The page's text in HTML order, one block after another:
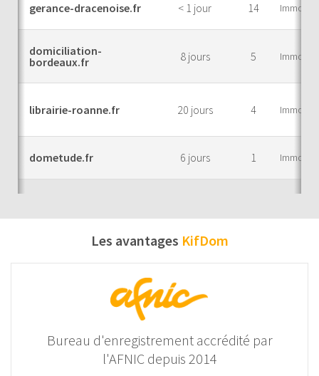
gerance-dracenoise.fr < 1 jour 14
domiciliation-
bordeaux.fr
8 jours 5
librairie-roanne.fr 20 jours 4
dometude.fr 6 jours 1
Les avantages KifDom
Bureau d'enregistrement accrédité par
l'AFNIC depuis 2014